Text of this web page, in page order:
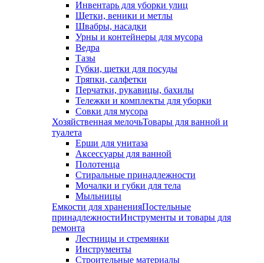
Инвентарь для уборки улиц
Щетки, веники и метлы
Швабры, насадки
Урны и контейнеры для мусора
Ведра
Тазы
Губки, щетки для посуды
Тряпки, салфетки
Перчатки, рукавицы, бахилы
Тележки и комплекты для уборки
Совки для мусора
Хозяйственная мелочьТовары для ванной и
туалета
Ерши для унитаза
Аксессуары для ванной
Полотенца
Стиральные принадлежности
Мочалки и губки для тела
Мыльницы
Емкости для храненияПостельные
принадлежностиИнструменты и товары для
ремонта
Лестницы и стремянки
Инструменты
Строительные материалы